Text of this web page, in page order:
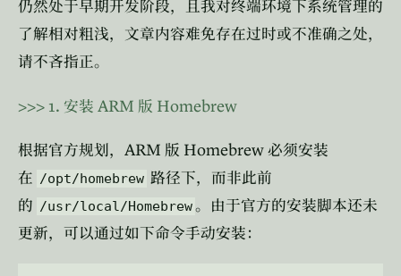
仍然处于早期开发阶段，且我对终端环境下系统管理的
了解相对粗浅，文章内容难免存在过时或不准确之处，
请不吝指正。
>>> 1. 安装 ARM 版 Homebrew
根据官方规划， ARM 版 Homebrew必须安装
在 /opt/homebrew 路径下，而非此前
的 /usr/local/Homebrew。由于官方的安装脚本还未
更新，可以通过如下命令手动安装：